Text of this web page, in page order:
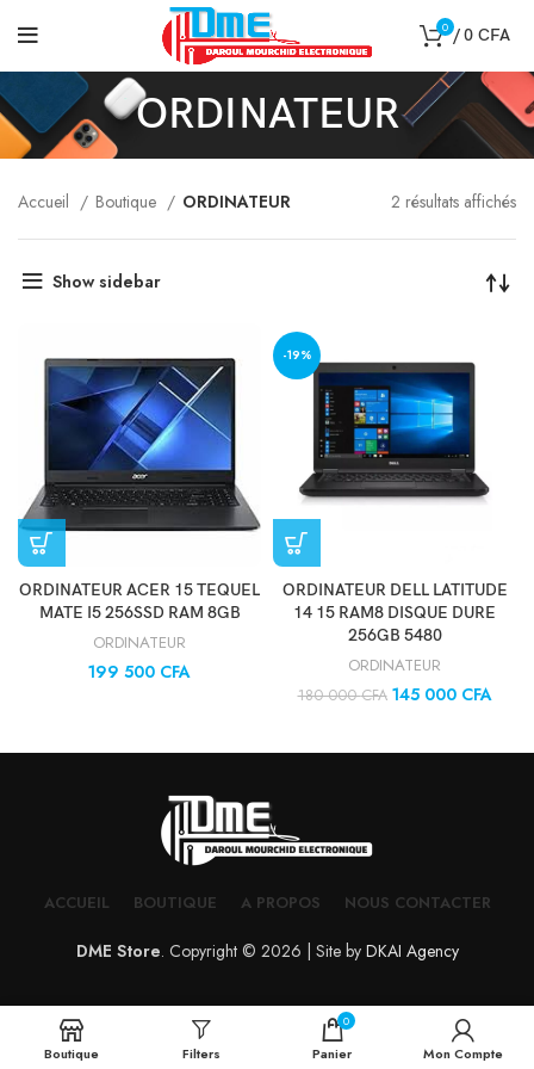
0 /0 CFA
ORDINATEUR
Accueil Boutique ORDINATEUR 2 résultats affichés
Show sidebar
ORDINATEUR ACER 15 TEQUEL
MATE I5 256SSD RAM 8GB
ORDINATEUR
199 500 CFA
-19%
ORDINATEUR DELL LATITUDE
14 15 RAM8 DISQUE DURE
256GB 5480
ORDINATEUR
180 000CFA 145 000 CFA
ACCUEIL BOUTIQUE A PROPOS NOUS CONTACTER
DME Store. Copyright © 2026 | Site by DKAI Agency
Boutique Filters
0
Panier Mon Compte